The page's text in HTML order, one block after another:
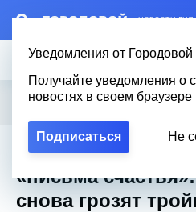
– НОВОСТИ ДНЯ
Уведомления от Городовой
Получайте уведомления о
новостях в своем браузере
Подписаться Не
Новости Эксклюзив
Городовой Новости Петербурга /
счастья»: петербуржцам снова грозят
Оставил машину
«письма
снова грозят